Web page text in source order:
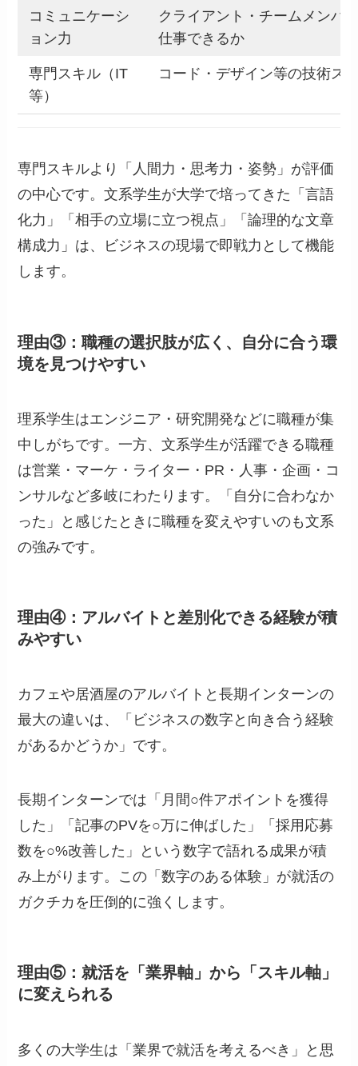
コミュニケーシ
ョン力
クライアント・チームメンバ
仕事できるか
専門スキル（IT
等）
コード・デザイン等の技術ス
専門スキルより「人間力・思考力・姿勢」が評価
の中心です。文系学生が大学で培ってきた「言語
化力」「相手の立場に立つ視点」「論理的な文章
構成力」は、ビジネスの現場で即戦力として機能
します。
理由③：職種の選択肢が広く、自分に合う環
境を見つけやすい
理系学生はエンジニア・研究開発などに職種が集
中しがちです。一方、文系学生が活躍できる職種
は営業・マーケ・ライター・PR・人事・企画・コ
ンサルなど多岐にわたります。「自分に合わなか
った」と感じたときに職種を変えやすいのも文系
の強みです。
理由④：アルバイトと差別化できる経験が積
みやすい
カフェや居酒屋のアルバイトと長期インターンの
最大の違いは、「ビジネスの数字と向き合う経験
があるかどうか」です。
長期インターンでは「月間○件アポイントを獲得
した」「記事のPVを○万に伸ばした」「採用応募
数を○%改善した」という数字で語れる成果が積
み上がります。この「数字のある体験」が就活の
ガクチカを圧倒的に強くします。
理由⑤：就活を「業界軸」から「スキル軸」
に変えられる
多くの大学生は「業界で就活を考えるべき」と思